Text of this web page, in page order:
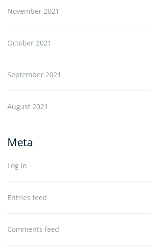
November 2021
October 2021
September 2021
August 2021
Meta
Log in
Entries feed
Comments feed